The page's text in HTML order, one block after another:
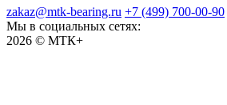
zakaz@mtk-bearing.ru +7 (499) 700-00-90
Мы в социальных сетях:
2026 © МТК+